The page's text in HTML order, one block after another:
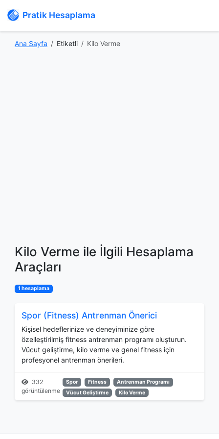
Pratik Hesaplama
Ana Sayfa Etiketli Kilo Verme
Kilo Verme ile İlgili Hesaplama
Araçları
1 hesaplama
Spor (Fitness) Antrenman Önerici
Kişisel hedeflerinize ve deneyiminize göre
özelleştirilmiş fitness antrenman programı oluşturun.
Vücut geliştirme, kilo verme ve genel fitness için
profesyonel antrenman önerileri.
332
görüntülenme
Spor Fitness
Antrenman Programı
Vücut Geliştirme
Kilo Verme